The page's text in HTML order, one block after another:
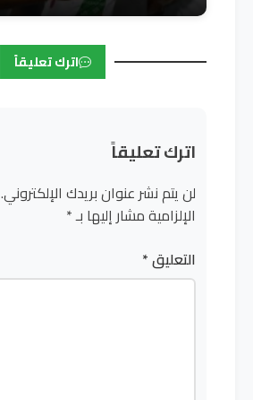
اترك تعليقاً
اترك تعليقاً
لن يتم نشر عنوان بريدك الإلكتروني.
الإلزامية مشار إليها بـ*
التعليق*